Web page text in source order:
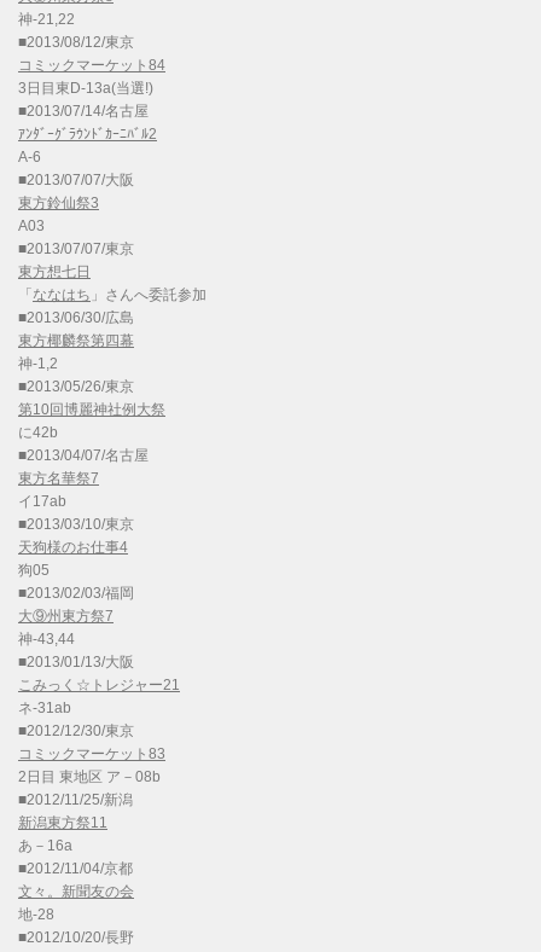
神-21,22
■2013/08/12/東京
コミックマーケット84
3日目東D-13a(当選!)
■2013/07/14/名古屋
ｱﾝﾀﾞｰｸﾞﾗｳﾝﾄﾞｶｰﾆﾊﾞﾙ2
A-6
■2013/07/07/大阪
東方鈴仙祭3
A03
■2013/07/07/東京
東方想七日
「 ななはち 」さんへ委託参加
■2013/06/30/広島
東方椰麟祭第四幕
神-1,2
■2013/05/26/東京
第10回博麗神社例大祭
に42b
■2013/04/07/名古屋
東方名華祭7
イ17ab
■2013/03/10/東京
天狗様のお仕事4
狗05
■2013/02/03/福岡
大⑨州東方祭7
神-43,44
■2013/01/13/大阪
こみっく☆トレジャー21
ネ-31ab
■2012/12/30/東京
コミックマーケット83
2日目 東地区 ア－08b
■2012/11/25/新潟
新潟東方祭11
あ－16a
■2012/11/04/京都
文々。新聞友の会
地-28
■2012/10/20/長野